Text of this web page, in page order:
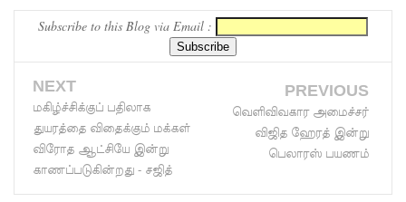
காணொ
ளிக்க
நீதிமன்றம்
உத்தரவு!
நேற்றைய
Subscribe to this Blog via Email :
NEXT
மகிழ்ச்சிக்குப் பதிலாக
துயரத்தை விதைக்கும் மக்கள்
விரோத ஆட்சியே இன்று
காணப்படுகின்றது - சஜித்
PREVIOUS
வெளிவிவகார அமைச்சர்
விஜித ஹேரத் இன்று
பெலாரஸ் பயணம்